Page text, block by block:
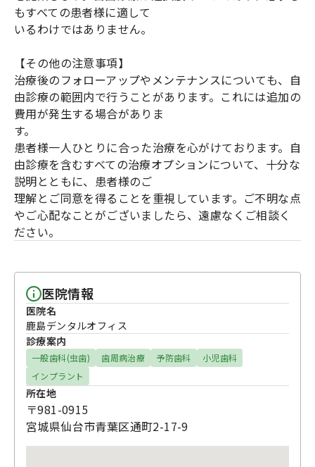
もすべての患者様に適して
いるわけではありません。
【その他の注意事項】
治療後のフォローアップやメンテナンスについても、自
由診療の範囲内で行うことがあります。これには追加の
費用が発生する場合がありま
す。
患者様一人ひとりに合った治療を心がけております。自
由診療を含むすべての治療オプションについて、十分な
説明とともに、患者様のご
理解とご同意を得ることを重視しています。ご不明な点
やご心配なことがございましたら、遠慮なくご相談く
ださい。
医院情報
医院名
鹿島デンタルオフィス
診療案内
一般歯科(虫歯) 歯周病治療 予防歯科
小児歯科
インプラント
所在地
〒981-0915
宮城県仙台市青葉区通町2-17-9